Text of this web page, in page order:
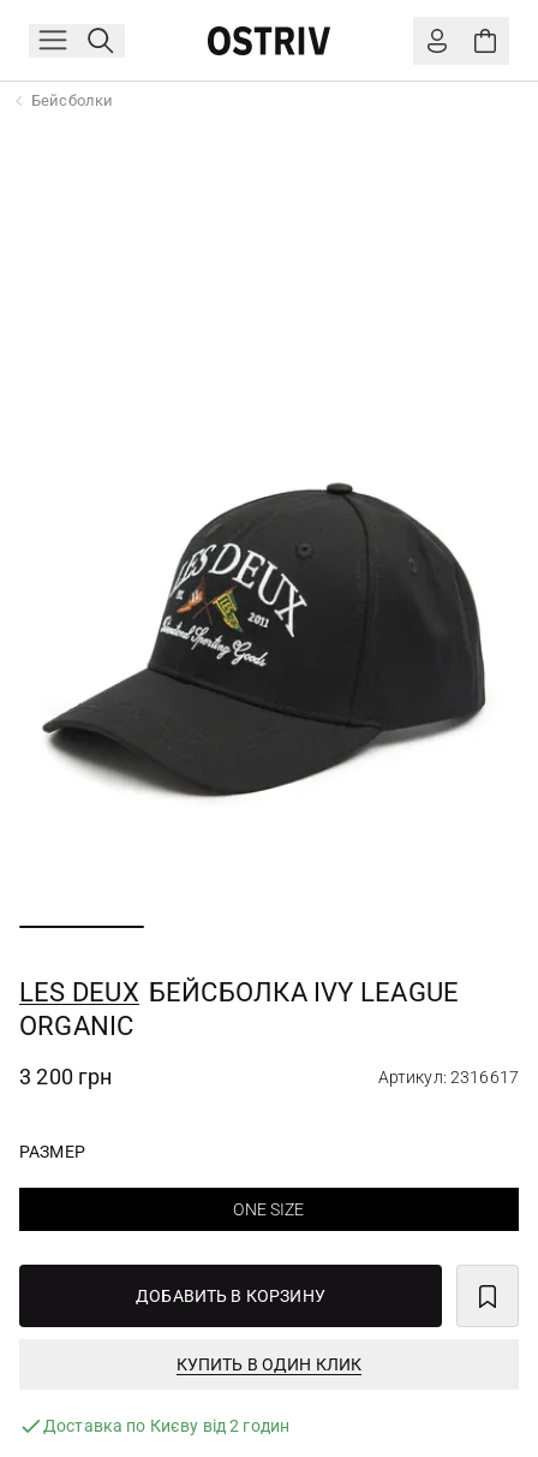
Бейсболки
LES DEUX БЕЙСБОЛКА IVY LEAGUE
ORGANIC
3 200 грн Артикул: 2316617
РАЗМЕР
ONE SIZE
ДОБАВИТЬ В КОРЗИНУ
КУПИТЬ В ОДИН КЛИК
Доставка по Києву від 2 годин